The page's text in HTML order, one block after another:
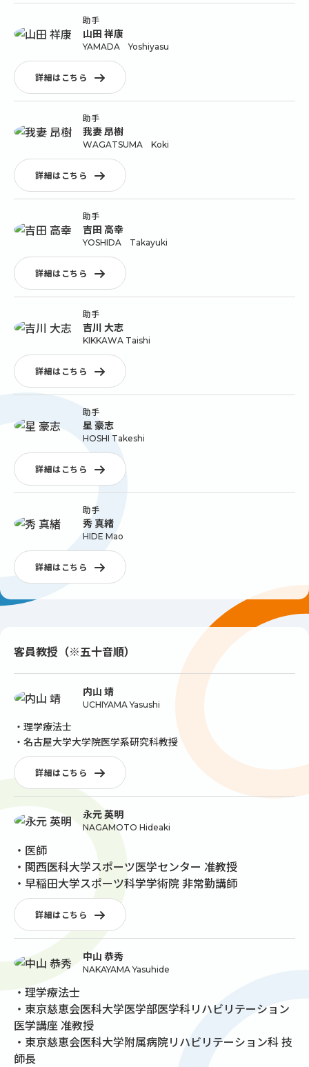
助手
山田 祥康
YAMADA Yoshiyasu
詳細はこちら
助手
我妻 昂樹
WAGATSUMA Koki
詳細はこちら
助手
吉田 高幸
YOSHIDA Takayuki
詳細はこちら
助手
吉川 大志
KIKKAWA Taishi
詳細はこちら
助手
星 豪志
HOSHI Takeshi
詳細はこちら
助手
秀 真緒
HIDE Mao
詳細はこちら
客員教授（※五十音順）
内山 靖
UCHIYAMA Yasushi
・理学療法士
・名古屋大学大学院医学系研究科教授
詳細はこちら
永元 英明
NAGAMOTO Hideaki
・医師
・関西医科大学スポーツ医学センター 准教授
・早稲田大学スポーツ科学学術院 非常勤講師
詳細はこちら
中山 恭秀
NAKAYAMA Yasuhide
・理学療法士
・東京慈恵会医科大学医学部医学科リハビリテーション
医学講座 准教授
・東京慈恵会医科大学附属病院リハビリテーション科 技
師長